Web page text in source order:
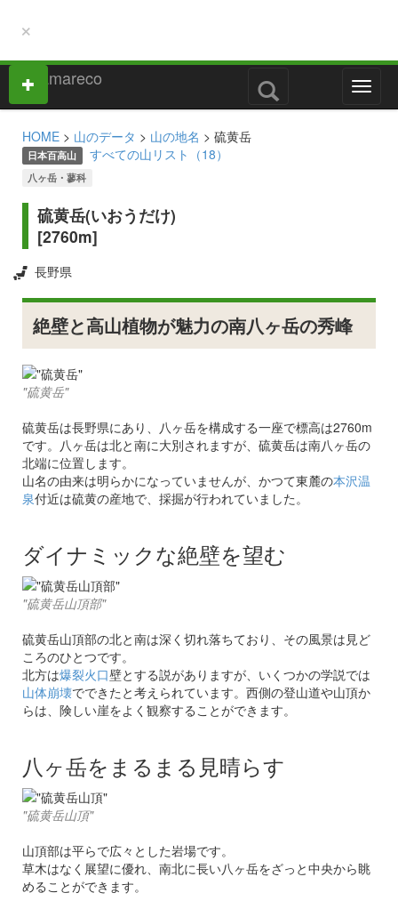
×
M
e
HOME > 山のデータ > 山の地名 > 硫黄岳
日本百高山 すべての山リスト（18）
八ヶ岳・蓼科
硫黄岳(いおうだけ)
[2760m]
長野県
絶壁と高山植物が魅力の南八ヶ岳の秀峰
"硫黄岳"
硫黄岳は長野県にあり、八ヶ岳を構成する一座で標高は2760m
です。八ヶ岳は北と南に大別されますが、硫黄岳は南八ヶ岳の
北端に位置します。
山名の由来は明らかになっていませんが、かつて東麓の本沢温
泉付近は硫黄の産地で、採掘が行われていました。
ダイナミックな絶壁を望む
"硫黄岳山頂部"
硫黄岳山頂部の北と南は深く切れ落ちており、その風景は見ど
ころのひとつです。
北方は爆裂火口壁とする説がありますが、いくつかの学説では
山体崩壊でできたと考えられています。西側の登山道や山頂か
らは、険しい崖をよく観察することができます。
八ヶ岳をまるまる見晴らす
"硫黄岳山頂"
山頂部は平らで広々とした岩場です。
草木はなく展望に優れ、南北に長い八ヶ岳をざっと中央から眺
めることができます。